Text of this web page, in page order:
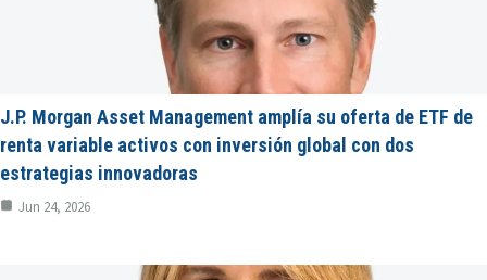
J.P. Morgan Asset Management amplía su oferta de ETF de
renta variable activos con inversión global con dos
estrategias innovadoras
Jun 24, 2026